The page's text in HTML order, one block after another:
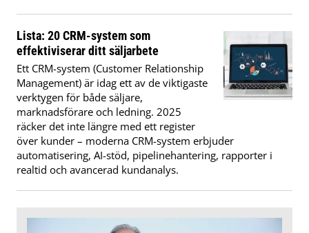
Lista: 20 CRM-system som
effektiviserar ditt säljarbete
Ett CRM-system (Customer Relationship
Management) är idag ett av de viktigaste
verktygen för både säljare,
marknadsförare och ledning. 2025
räcker det inte längre med ett register
över kunder – moderna CRM-system erbjuder
automatisering, AI-stöd, pipelinehantering, rapporter i
realtid och avancerad kundanalys.